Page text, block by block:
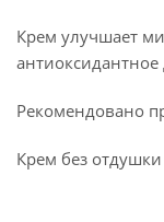
Крем улучшает
антиоксидантное
Рекомендовано
Крем без отдушки